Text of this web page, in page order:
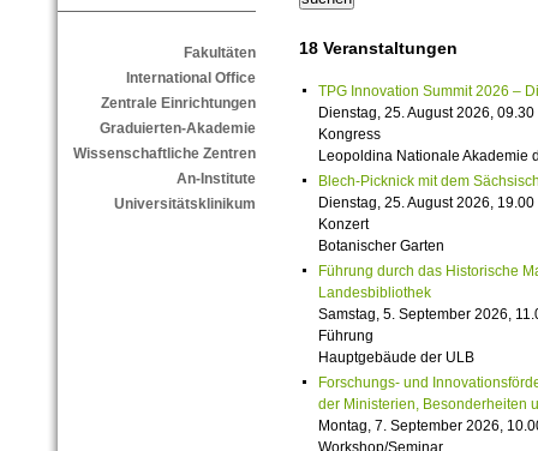
Fakultäten
International Office
Zentrale Einrichtungen
Graduierten-Akademie
Wissenschaftliche Zentren
An-Institute
Universitätsklinikum
18 Veranstaltungen
TPG Innovation Summit 2026 –
Dienstag, 25. August 2026,
Kongress
Leopoldina Nationale Akademie
Blech-Picknick mit dem
Dienstag, 25. August 2026,
Konzert
Botanischer Garten
Führung durch das Historische
Landesbibliothek
Samstag, 5. September 2026,
Führung
Hauptgebäude der ULB
Forschungs- und
der Ministerien, Besonderheiten
Montag, 7. September 2026,